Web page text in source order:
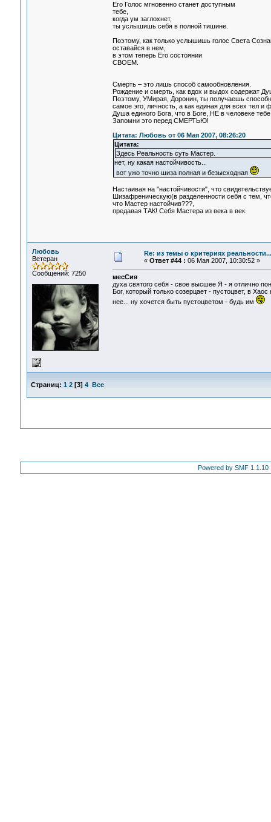
Его Голос мгновенно станет доступным
тебе,
когда ум заглохнет,
ты услышишь себя в полной тишине.
Поэтому, как только услышишь голос Света
оставайся в нем,
в этом теперь Его состоянии
СВОЕМ.
Смерть – это лишь способ самообновления.
Рождение и смерть, как вдох и выдох содержат
Поэтому, УМирая, Доронин, ты получаешь
самое эго, личность, а как единая для всех тел и
Душа единого Бога, что в Боге, НЕ в человеке
Запомни это перед СМЕРТЬЮ!
Цитата: Любовь от 06 Мая 2007, 08:26:20
Цитата:
Здесь Реальность суть Мастер.
нет, ну какая настойчивость...
вот ужо точно шиза полная и безысходная
Настаивая на "настойчивости", что
Шизафреническую(в разделенности себя с тем,
что Мастер настойчив???,
предавая ТАК! Себя Мастера из века в век.
Любовь
Ветеран
Сообщений: 7250
Re: из темы о критериях реальности...
« Ответ #44 : 06 Мая 2007, 10:30:52 »
месСия
духа святого себя - свое высшее Я - я отлично
Бог, который только созерцает - пустоцвет, в
нее... ну хочется быть пустоцветом - будь им
Страниц: 1 2[3] 4 Все
Powered by SMF 1.1.10